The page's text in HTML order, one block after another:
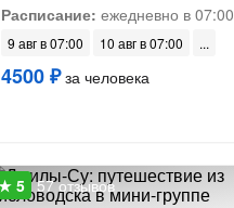
Расписание: ежедневно в 07:00
9 авг в 07:00 10 авг в 07:00
4500 ₽за человека
57 отзывов